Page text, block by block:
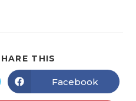
THIS
Facebook